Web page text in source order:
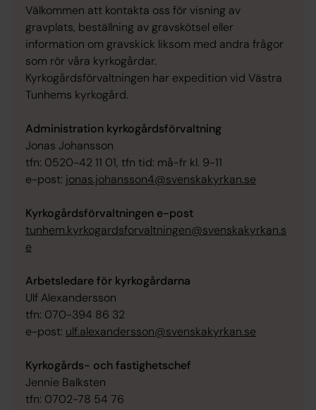
Välkommen att kontakta oss för visning av
gravplats, beställning av gravskötsel eller
information om gravskick liksom med andra frågor
som rör våra kyrkogårdar.
Kyrkogårdsförvaltningen har expedition vid Västra
Tunhems kyrkogård.
Administration kyrkogårdsförvaltning
Jonas Johansson
tfn: 0520-42 11 01, tfn tid: må-fr kl. 9-11
e-post: jonas.johansson4@svenskakyrkan.se
Kyrkogårdsförvaltningen e-post
tunhem.kyrkogardsforvaltningen@svenskakyrkan.s
e
Arbetsledare för kyrkogårdarna
Ulf Alexandersson
tfn: 070-394 86 32
e-post: ulf.alexandersson@svenskakyrkan.se
Kyrkogårds- och fastighetschef
Jennie Balksten
tfn: 0702-78 54 76